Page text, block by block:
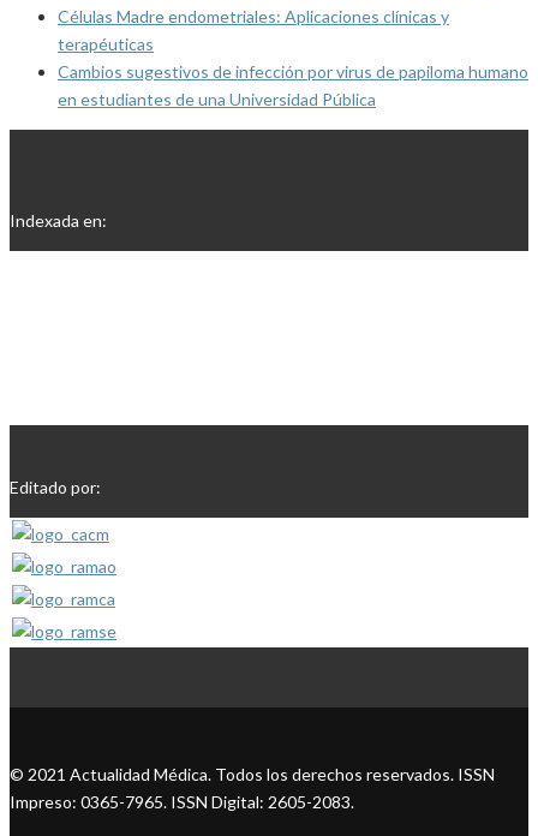
Células Madre endometriales: Aplicaciones clínicas y
terapéuticas
Cambios sugestivos de infección por virus de papiloma humano
en estudiantes de una Universidad Pública
Indexada en:
Editado por:
© 2021 Actualidad Médica. Todos los derechos reservados. ISSN
Impreso: 0365-7965. ISSN Digital: 2605-2083.